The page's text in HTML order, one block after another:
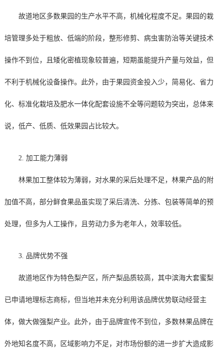
故道地区多数果园的生产水平不高，机械化程度不足。果园的栽
培管理多处于粗放、低端的阶段，整形修剪、病虫害防治等关键技术
操作不到位，且矮化密植现象较普遍，短期虽能提升产量与效益，但
不利于机械化设备操作。此外，由于果园资金投入少，简易化、省力
化、标准化栽培及肥水一体化配套设施不全等问题较为突出，总体来
说，低产、低质、低效果园占比较大。
2. 加工能力薄弱
林果加工整体较为薄弱，对水果的采后处理不足，林果产品的附
加值不高，部分鲜食果品虽实现了采后清洗、分拣、包装等简单的预
处理，但多为人工操作，且劳动力多为老年人，效率较低。
3. 品牌优势不强
故道地区作为特色梨产区，所产梨品质较高，其中滨海大套蜜梨
已申请地理标志商标，但当地并未充分利用该品牌优势联动经营主
体，做大做强梨产业。此外，由于品牌宣传不到位，多数林果品牌在
外地知名度不高，区域影响力不足，对市场份额的进一步扩大造成影